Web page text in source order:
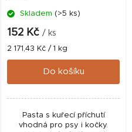
Skladem (>5 ks)
152 Kč / ks
Měrná
2 171,43 Kč / 1 kg
Do košíku
Pasta s kuřecí příchutí
vhodná pro psy i kočky.